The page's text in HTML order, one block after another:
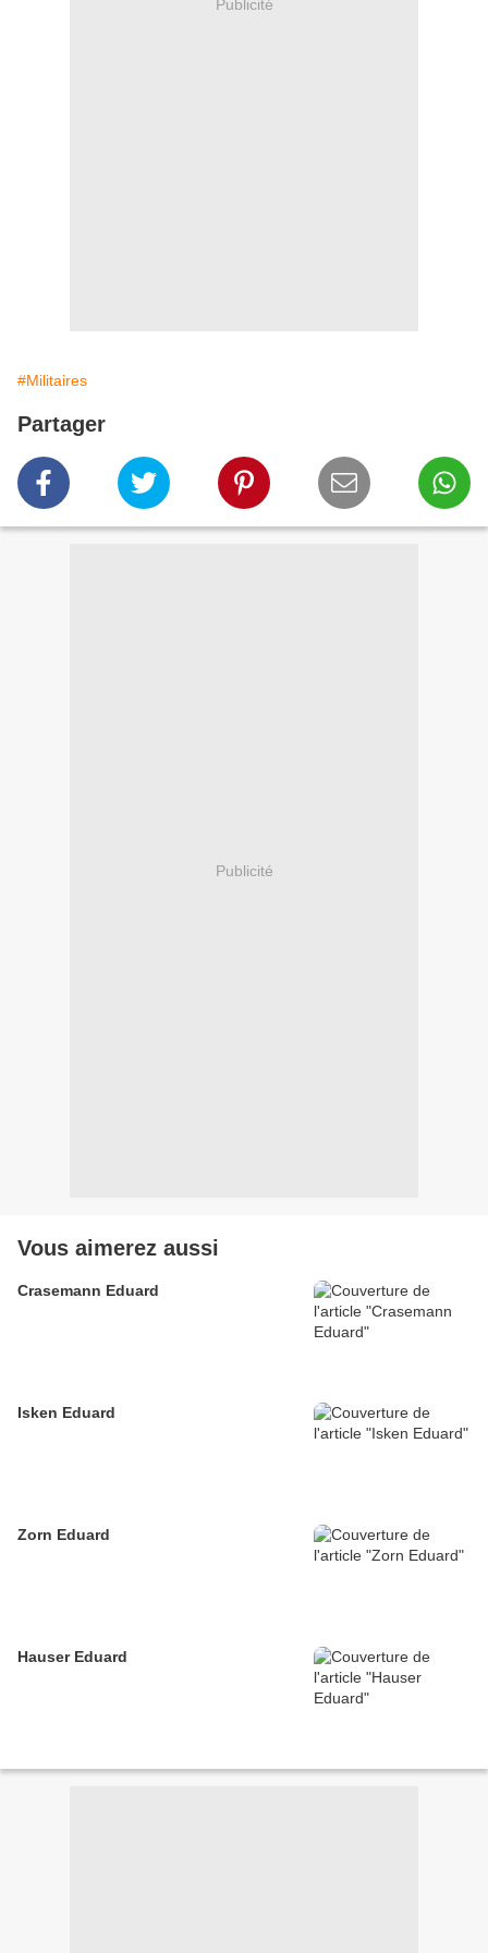
Publicité
#Militaires
Partager
Publicité
Vous aimerez aussi
Crasemann Eduard
Isken Eduard
Zorn Eduard
Hauser Eduard